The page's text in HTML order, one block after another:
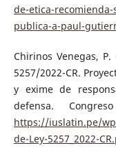
de-etica-
publica-a-paul-
Chirinos Venegas,
5257/2022-CR.
y exime de
defensa.
https://iuslatin.pe/
de-Ley-5257_2022-